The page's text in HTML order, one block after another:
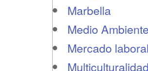
Marbella
Medio
Mercado